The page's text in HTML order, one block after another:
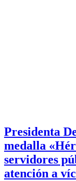
Presidenta
medalla
servidores
atención a